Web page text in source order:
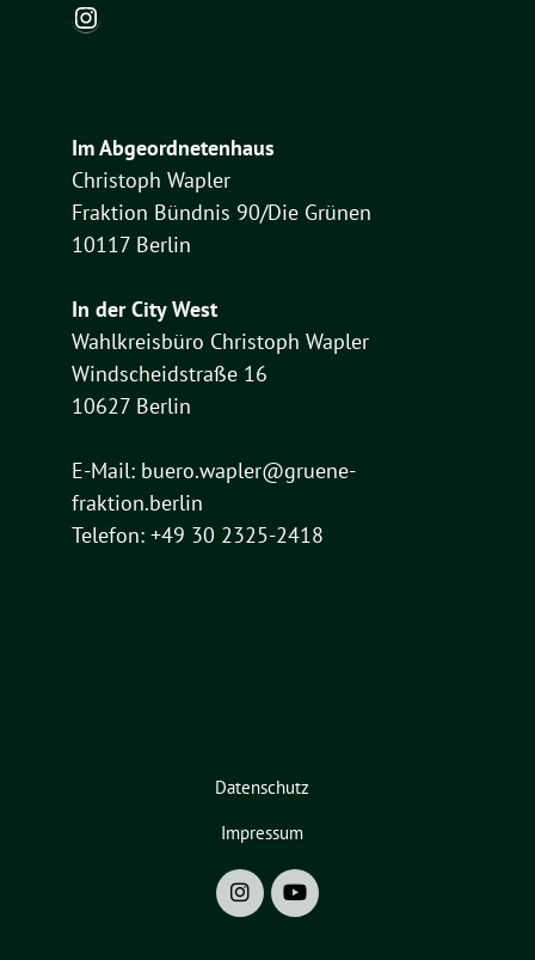
Instagram
Im Abgeordnetenhaus
Christoph Wapler
Fraktion Bündnis 90/Die Grünen
10117 Berlin
In der City West
Wahlkreisbüro Christoph Wapler
Windscheidstraße 16
10627 Berlin
E-Mail: buero.wapler@gruene-
fraktion.berlin
Telefon: +49 30 2325-2418
Datenschutz
Impressum